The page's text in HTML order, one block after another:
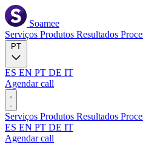
Soamee
Serviços Produtos Resultados
ES EN PT DE IT
Agendar call
Serviços Produtos Resultados
ES EN PT DE IT
Agendar call